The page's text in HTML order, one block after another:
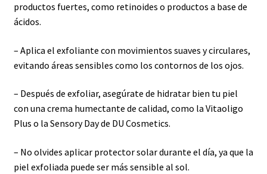
productos fuertes, como retinoides o productos a base de
ácidos.
– Aplica el exfoliante con movimientos suaves y circulares,
evitando áreas sensibles como los contornos de los ojos.
– Después de exfoliar, asegúrate de hidratar bien tu piel
con una crema humectante de calidad, como la Vitaoligo
Plus o la Sensory Day de DU Cosmetics.
– No olvides aplicar protector solar durante el día, ya que la
piel exfoliada puede ser más sensible al sol.